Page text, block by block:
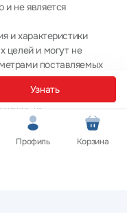
Узнать
и не является
и характеристики
целей и могут не
поставляемых
при
Тэк»
Профиль Корзина